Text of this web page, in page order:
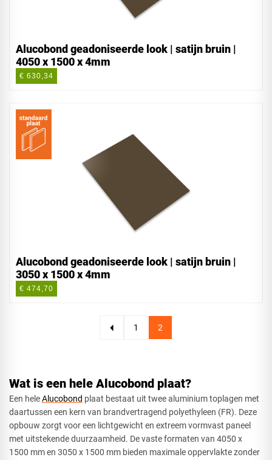
Alucobond geadoniseerde look | satijn bruin |
4050 x 1500 x 4mm
€ 630,34
Alucobond geadoniseerde look | satijn bruin |
3050 x 1500 x 4mm
€ 474,70
1 2
Wat is een hele Alucobond plaat?
Een heleAlucobond plaat bestaat uit twee aluminium toplagen met
daartussen een kern van brandvertragend polyethyleen (FR). Deze
opbouw zorgt voor een lichtgewicht en extreem vormvast paneel
met uitstekende duurzaamheid. De vaste formaten van 4050 x
1500 mm en 3050 x 1500 mm bieden maximale oppervlakte zonder